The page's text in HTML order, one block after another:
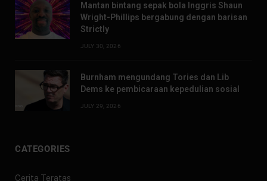
Mantan bintang sepak bola Inggris Shaun
Wright-Phillips bergabung dengan barisan
Strictly
JULY 30, 2026
Burnham mengundang Tories dan Lib
Dems ke pembicaraan kepedulian sosial
JULY 29, 2026
CATEGORIES
Cerita Teratas